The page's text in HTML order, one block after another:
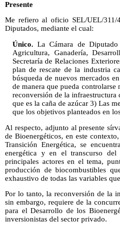
Presente
Me refiero al oficio SEL/UEL/311/
Diputados, mediante el cual:
Único. La Cámara de
Agricultura, Ganadería,
Secretaría de Relaciones
plan de rescate de la industria
búsqueda de nuevos mercados
de manera que pueda
reconversión de la
que es la caña de azúcar 3) Las
que los objetivos planteados en
Al respecto, adjunto al presente
de Bioenergéticos, en este
Transición Energética, se
energética y en el transcurso
principales actores en el tema,
producción de biocombustibles
exhaustivo de todas las variables
Por lo tanto, la reconversión de la
sin embargo, requiere de la
para el Desarrollo de los
inversionistas del sector privado.